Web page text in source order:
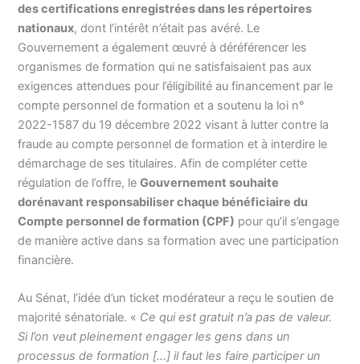
des certifications enregistrées dans les répertoires
nationaux, dont l’intérêt n’était pas avéré. Le
Gouvernement a également œuvré à déréférencer les
organismes de formation qui ne satisfaisaient pas aux
exigences attendues pour l’éligibilité au financement par le
compte personnel de formation et a soutenu la loi n°
2022-1587 du 19 décembre 2022 visant à lutter contre la
fraude au compte personnel de formation et à interdire le
démarchage de ses titulaires. Afin de compléter cette
régulation de l’offre, leGouvernement souhaite
dorénavant responsabiliser chaque bénéficiaire du
Compte personnel de formation (CPF) pour qu’il s’engage
de manière active dans sa formation avec une participation
financière.
Au Sénat, l’idée d’un ticket modérateur a reçu le soutien de
majorité sénatoriale. « Ce qui est gratuit n’a pas de valeur.
Si l’on veut pleinement engager les gens dans un
processus de formation […] il faut les faire participer un